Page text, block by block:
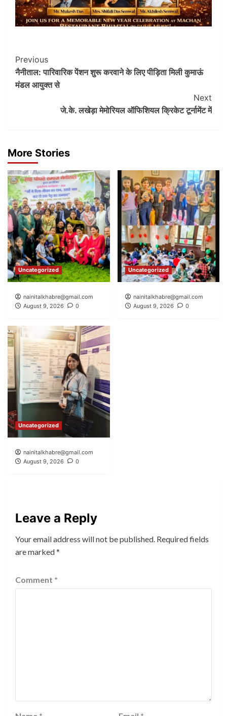
Post
Navigation
Previous
नैनीताल: पारिवारिक पेंशन शुरू करवाने के लिए पीड़िता मिली कुमाऊं
मंडल आयुक्त से
Next
जे.के. लखेड़ा मेमोरियल ऑफिशियल क्रिकेट टूर्नामेंट में
More Stories
Uncategorized
nainitalkhabre@gmail.com
August 9, 2026
0
Uncategorized
nainitalkhabre@gmail.com
August 9, 2026
0
Uncategorized
nainitalkhabre@gmail.com
August 9, 2026
0
Leave a Reply
Your email address will not be published. Required fields
are marked*
Comment *